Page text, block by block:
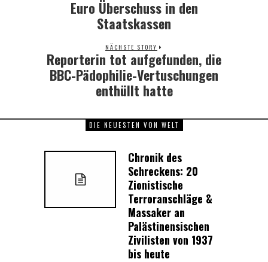
post:
Euro Überschuss in den
Staatskassen
NÄCHSTE STORY
Next
post:
Reporterin tot aufgefunden, die
BBC-Pädophilie-Vertuschungen
enthüllt hatte
DIE NEUESTEN VON WELT
Chronik des
Schreckens: 20
Zionistische
Terroranschläge &
Massaker an
Palästinensischen
Zivilisten von 1937
bis heute